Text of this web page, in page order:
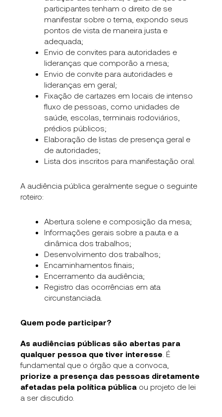
participantes tenham o direito de se
manifestar sobre o tema, expondo seus
pontos de vista de maneira justa e
adequada;
Envio de convites para autoridades e
lideranças que comporão a mesa;
Envio de convite para autoridades e
lideranças em geral;
Fixação de cartazes em locais de intenso
fluxo de pessoas, como unidades de
saúde, escolas, terminais rodoviários,
prédios públicos;
Elaboração de listas de presença geral e
de autoridades;
Lista dos inscritos para manifestação oral.
A audiência pública geralmente segue o seguinte
roteiro:
Abertura solene e composição da mesa;
Informações gerais sobre a pauta e a
dinâmica dos trabalhos;
Desenvolvimento dos trabalhos;
Encaminhamentos finais;
Encerramento da audiência;
Registro das ocorrências em ata
circunstanciada.
Quem pode participar?
As audiências públicas são abertas para
qualquer pessoa que tiver interesse . É
fundamental que o órgão que a convoca,
priorize a presença das pessoas diretamente
afetadas pela política pública ou projeto de lei
a ser discutido.